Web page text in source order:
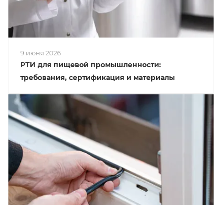
9 июня 2026
РТИ для пищевой промышленности:
требования, сертификация и материалы